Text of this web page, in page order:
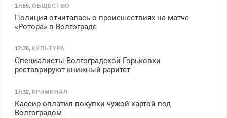
17:55, ОБЩЕСТВО
Полиция отчиталась о происшествиях на матче
«Ротора» в Волгограде
17:38, КУЛЬТУРА
Специалисты Волгоградской Горьковки
реставрируют книжный раритет
17:32, КРИМИНАЛ
Кассир оплатил покупки чужой картой под
Волгоградом